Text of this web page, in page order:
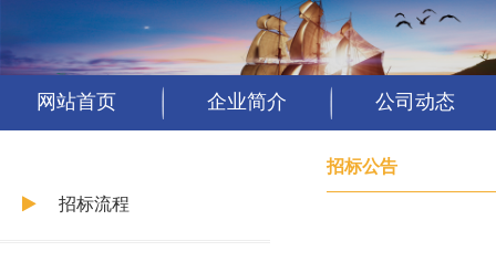
网站首页 企业简介 公司动态
招标流程
招标公告